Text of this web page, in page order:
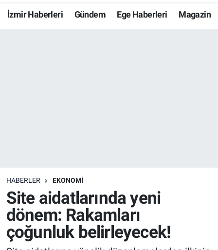
İzmir Haberleri Gündem Ege Haberleri Magazin
HABERLER EKONOMİ
Site aidatlarında yeni
dönem: Rakamları
çoğunluk belirleyecek!
Resmi İlanlar